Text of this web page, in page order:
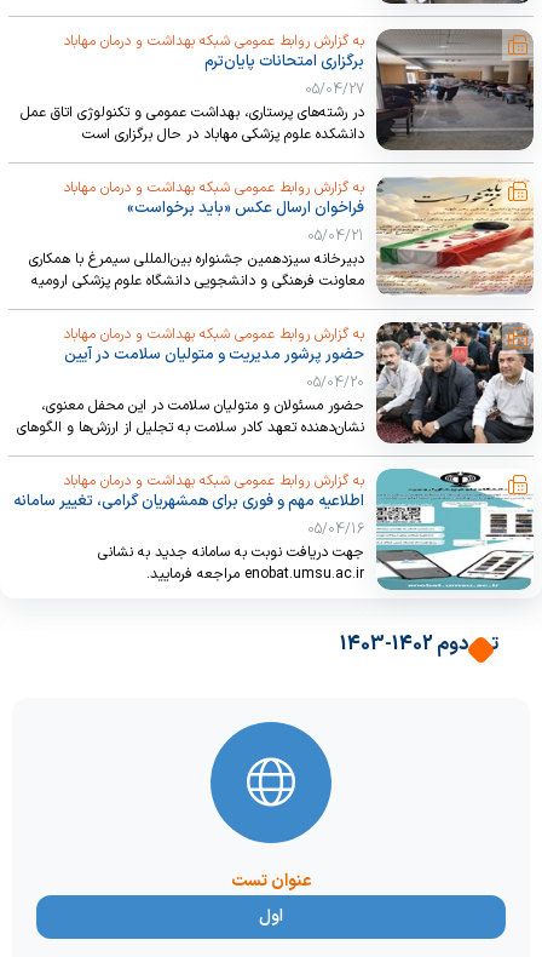
معرفی برنامه‌ریزی درسی
شرح وظایف
برنامه های کلاسی
برنامه کارآموزی
گروه پرستاری
مدیر گروه
معرفی رشته
برنامه عملیاتی
گروه اتاق عمل
به گزارش روابط عمومی شبکه بهداشت و درمان مهاباد
برگزاری امتحانات پایان‌ترم
05/04/27
در رشته‌های پرستاری، بهداشت عمومی و تکنولوژی اتاق عمل
دانشکده علوم پزشکی مهاباد در حال برگزاری است
به گزارش روابط عمومی شبکه بهداشت و درمان مهاباد
فراخوان ارسال عکس «باید برخواست»
05/04/21
دبیرخانه سیزدهمین جشنواره بین‌المللی سیمرغ با همکاری
معاونت فرهنگی و دانشجویی دانشگاه علوم پزشکی ارومیه
به گزارش روابط عمومی شبکه بهداشت و درمان مهاباد
حضور پرشور مدیریت و متولیان سلامت در آیین
بزرگداشت یاد و خاطره رهبر شهید
05/04/20
حضور مسئولان و متولیان سلامت در این محفل معنوی،
نشان‌دهنده تعهد کادر سلامت به تجلیل از ارزش‌ها و الگوهای
امت می باشد.
به گزارش روابط عمومی شبکه بهداشت و درمان مهاباد
اطلاعیه مهم و فوری برای همشهریان گرامی، تغییر سامانه
نوبت دهی پزشکان متخصص و فوق‌تخصص درمانگاه
تخصصی و فوق تخصصی بیمارستان امام خمینی(ره)
مهاباد و مجموعه دانشگاه علوم پزشکی استان آذربایجان
غربی
05/04/16
جهت دریافت نوبت به سامانه جدید به نشانی
enobat.umsu.ac.ir مراجعه فرمایید.
ترم دوم 1402-1403
عنوان تست
اول